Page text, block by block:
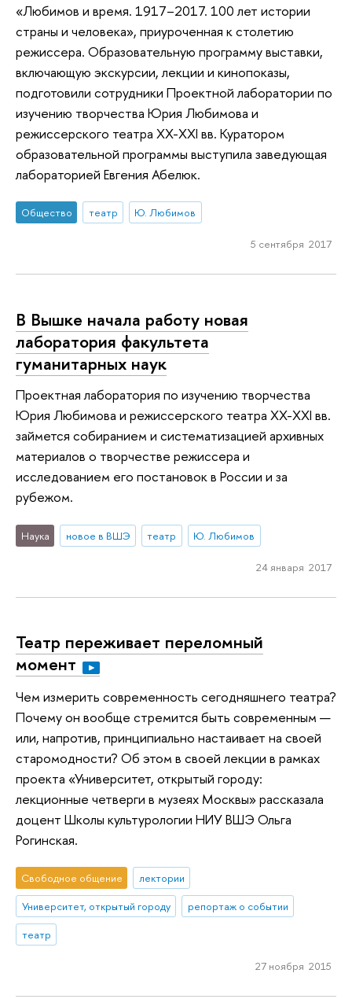
«Любимов и время. 1917–2017. 100 лет истории
страны и человека», приуроченная к столетию
режиссера. Образовательную программу выставки,
включающую экскурсии, лекции и кинопоказы,
подготовили сотрудники Проектной лаборатории по
изучению творчества Юрия Любимова и
режиссерского театра XX-XXI вв. Куратором
образовательной программы выступила заведующая
лабораторией Евгения Абелюк.
Общество театр Ю. Любимов
5 сентября 2017
В Вышке начала работу новая
лаборатория факультета
гуманитарных наук
Проектная лаборатория по изучению творчества
Юрия Любимова и режиссерского театра XX-XXI вв.
займется собиранием и систематизацией архивных
материалов о творчестве режиссера и
исследованием его постановок в России и за
рубежом.
Наука новое в ВШЭ театр Ю. Любимов
24 января 2017
Театр переживает переломный
момент
Чем измерить современность сегодняшнего театра?
Почему он вообще стремится быть современным —
или, напротив, принципиально настаивает на своей
старомодности? Об этом в своей лекции в рамках
проекта «Университет, открытый городу:
лекционные четверги в музеях Москвы» рассказала
доцент Школы культурологии НИУ ВШЭ Ольга
Рогинская.
Свободное общение
лектории
Университет, открытый городу
репортаж о событии
театр
27 ноября 2015